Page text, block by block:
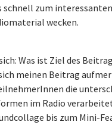
zum
wecken.
Was ist Ziel des
meinen Beitrag
die
im Radio
bis zum Mini-